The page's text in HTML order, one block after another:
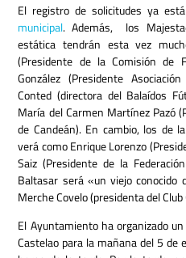
El registro de solicitudes ya
municipal. Además,
los
estática tendrán esta vez
(Presidente de la Comisión de
González (Presidente
Conted (directora del Balaídos
María del Carmen Martínez Pazó
de Candeán). En cambio, los de
verá como Enrique Lorenzo
Saiz (Presidente de la
Baltasar será «un viejo conocido
Merche Covelo (presidenta del
El Ayuntamiento ha organizado un
Castelao para la mañana del 5